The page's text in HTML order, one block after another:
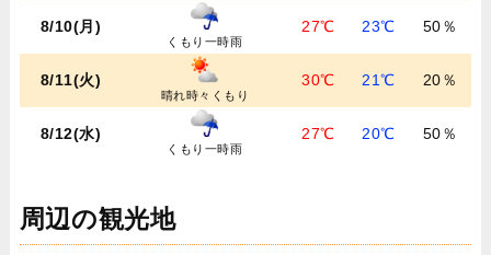
8/10(月)
くもり一時雨
27℃ 23℃ 50％
8/11(火)
晴れ時々くもり
30℃ 21℃ 20％
8/12(水)
くもり一時雨
27℃ 20℃ 50％
周辺の観光地